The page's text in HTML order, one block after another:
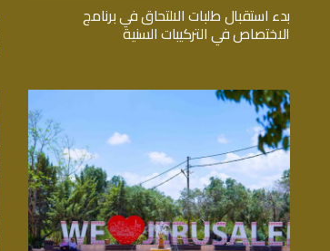
بدء استقبال طلبات الالتحاق في برنامج
الاختصاص في التركيبات السنية